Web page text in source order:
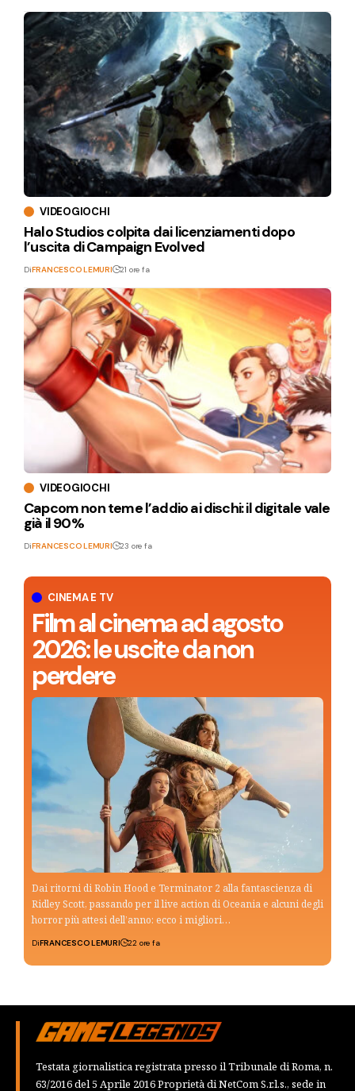
CINEMA E TV
Film al cinema ad agosto
2026: le uscite da non
perdere
Dai ritorni di Robin Hood e Terminator 2 alla fantascienza di
Ridley Scott, passando per il live action di Oceania e alcuni degli
horror più attesi dell’anno: ecco i migliori…
DiFRANCESCO LEMURI 22 ore fa
VIDEOGIOCHI
Halo Studios colpita dai licenziamenti dopo
l’uscita di Campaign Evolved
DiFRANCESCO LEMURI 21 ore fa
VIDEOGIOCHI
Capcom non teme l’addio ai dischi: il digitale vale
già il 90%
DiFRANCESCO LEMURI 23 ore fa
Testata giornalistica registrata presso il Tribunale di Roma, n.
63/2016 del 5 Aprile 2016 Proprietà di NetCom S.r.l.s., sede in